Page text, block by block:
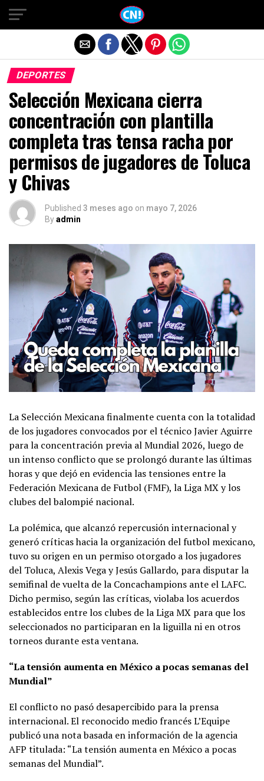
DEPORTES
Selección Mexicana cierra
concentración con plantilla
completa tras tensa racha por
permisos de jugadores de Toluca
y Chivas
Published 3 meses ago on mayo 7, 2026
Byadmin
La Selección Mexicana finalmente cuenta con la totalidad
de los jugadores convocados por el técnico Javier Aguirre
para la concentración previa al Mundial 2026, luego de
un intenso conflicto que se prolongó durante las últimas
horas y que dejó en evidencia las tensiones entre la
Federación Mexicana de Futbol (FMF), la Liga MX y los
clubes del balompié nacional.
La polémica, que alcanzó repercusión internacional y
generó críticas hacia la organización del futbol mexicano,
tuvo su origen en un permiso otorgado a los jugadores
del Toluca, Alexis Vega y Jesús Gallardo, para disputar la
semifinal de vuelta de la Concachampions ante el LAFC.
Dicho permiso, según las críticas, violaba los acuerdos
establecidos entre los clubes de la Liga MX para que los
seleccionados no participaran en la liguilla ni en otros
torneos durante esta ventana.
“La tensión aumenta en México a pocas semanas del
Mundial”
El conflicto no pasó desapercibido para la prensa
internacional. El reconocido medio francés L’Equipe
publicó una nota basada en información de la agencia
AFP titulada: “La tensión aumenta en México a pocas
semanas del Mundial”.
Salir de la versión móvil